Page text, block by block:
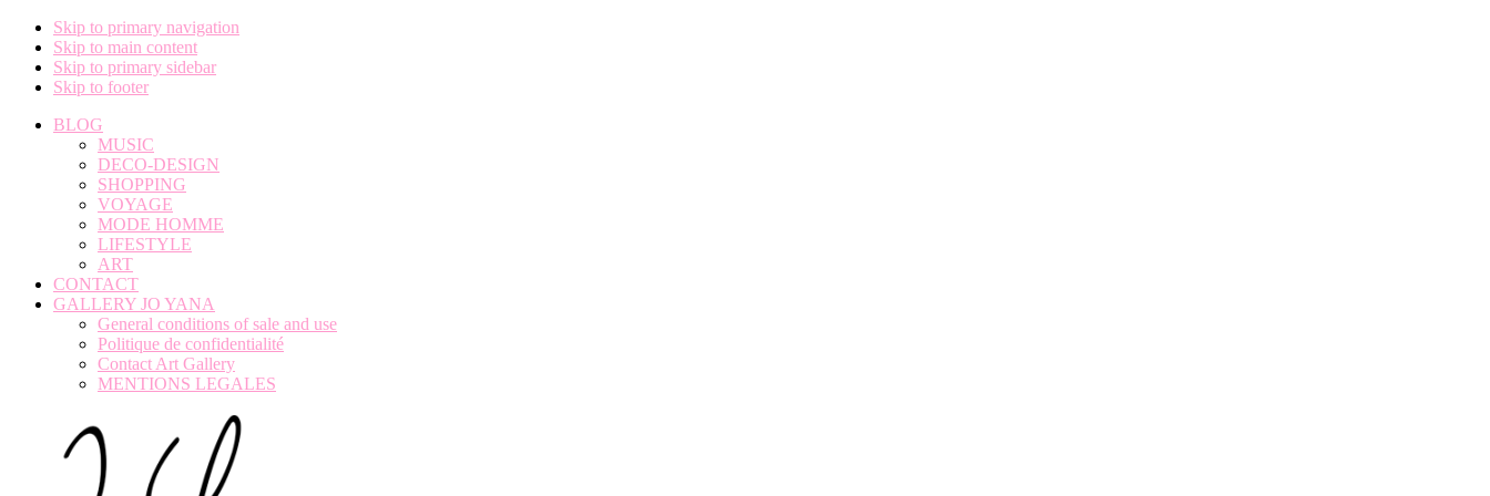
Skip to primary navigation
Skip to main content
Skip to primary sidebar
Skip to footer
BLOG
MUSIC
DECO-DESIGN
SHOPPING
VOYAGE
MODE HOMME
LIFESTYLE
ART
CONTACT
GALLERY JO YANA
General conditions of sale and use
Politique de confidentialité
Contact Art Gallery
MENTIONS LEGALES